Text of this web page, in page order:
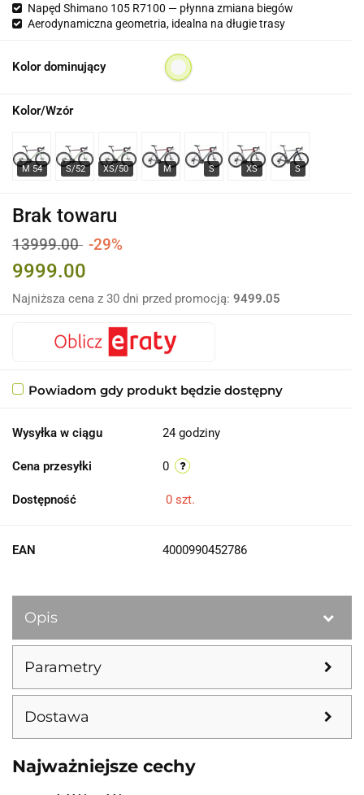
Napęd Shimano 105 R7100 — płynna zmiana biegów
Aerodynamiczna geometria, idealna na długie trasy
Kolor dominujący
Kolor/Wzór
Brak towaru
13999.00 -29%
9999.00
Najniższa cena z 30 dni przed promocją: 9499.05
Powiadom gdy produkt będzie dostępny
Wysyłka w ciągu 24 godziny
Cena przesyłki 0
Dostępność 0 szt.
EAN 4000990452786
Opis
Parametry
Dostawa
Najważniejsze cechy